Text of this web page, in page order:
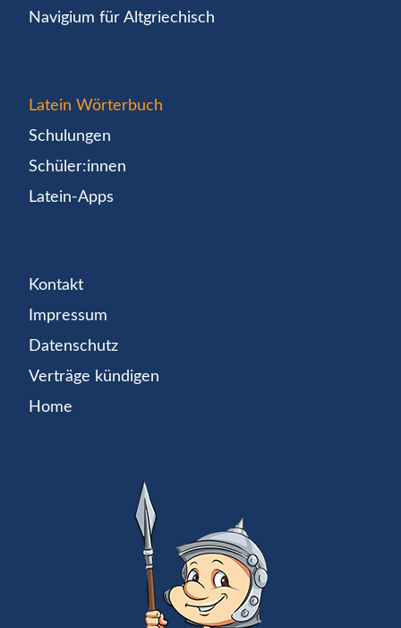
Navigium für Altgriechisch
Latein Wörterbuch
Schulungen
Schüler:innen
Latein-Apps
Kontakt
Impressum
Datenschutz
Verträge kündigen
Home